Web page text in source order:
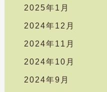
2025年1月
2024年12月
2024年11月
2024年10月
2024年9月